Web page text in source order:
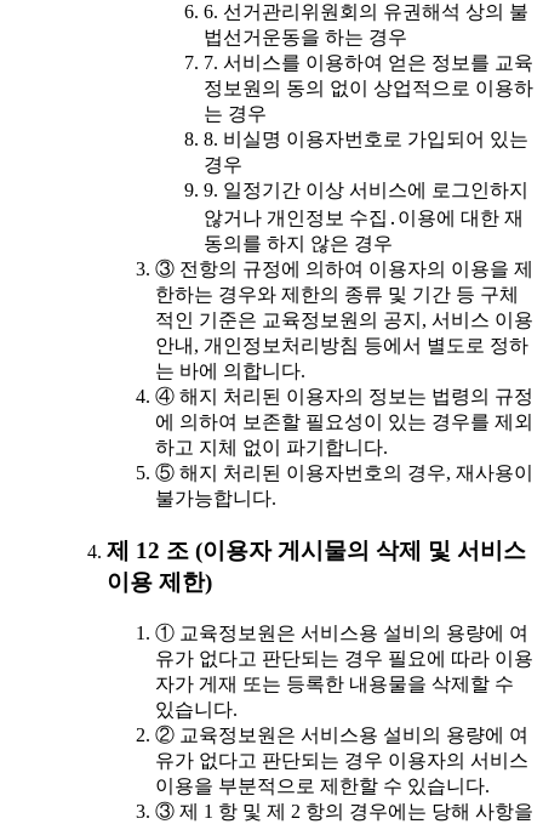
6. 선거관리위원회의 유권해석 상의 불
법선거운동을 하는 경우
7. 서비스를 이용하여 얻은 정보를 교육
정보원의 동의 없이 상업적으로 이용하
는 경우
8. 비실명 이용자번호로 가입되어 있는
경우
9. 일정기간 이상 서비스에 로그인하지
않거나 개인정보 수집․이용에 대한 재
동의를 하지 않은 경우
③ 전항의 규정에 의하여 이용자의 이용을 제
한하는 경우와 제한의 종류 및 기간 등 구체
적인 기준은 교육정보원의 공지, 서비스 이용
안내, 개인정보처리방침 등에서 별도로 정하
는 바에 의합니다.
④ 해지 처리된 이용자의 정보는 법령의 규정
에 의하여 보존할 필요성이 있는 경우를 제외
하고 지체 없이 파기합니다.
⑤ 해지 처리된 이용자번호의 경우, 재사용이
불가능합니다.
제 12 조 (이용자 게시물의 삭제 및 서비스
이용 제한)
① 교육정보원은 서비스용 설비의 용량에 여
유가 없다고 판단되는 경우 필요에 따라 이용
자가 게재 또는 등록한 내용물을 삭제할 수
있습니다.
② 교육정보원은 서비스용 설비의 용량에 여
유가 없다고 판단되는 경우 이용자의 서비스
이용을 부분적으로 제한할 수 있습니다.
③ 제 1 항 및 제 2 항의 경우에는 당해 사항을